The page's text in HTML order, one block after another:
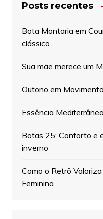
Posts recentes
Bota Montaria em
clássico
Sua mãe merece um
Outono em
Essência
Botas 25: Conforto e
inverno
Como o Retrô
Feminina